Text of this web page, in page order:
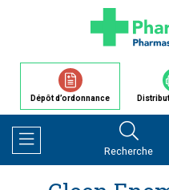
Dépôt d’ordonnance
Afficher la navigation
Recherche